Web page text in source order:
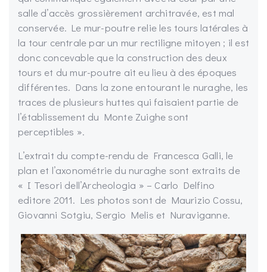
salle d’accès grossièrement architravée, est mal
conservée. Le mur-poutre relie les tours latérales à
la tour centrale par un mur rectiligne mitoyen ; il est
donc concevable que la construction des deux
tours et du mur-poutre ait eu lieu à des époques
différentes. Dans la zone entourant le nuraghe, les
traces de plusieurs huttes qui faisaient partie de
l’établissement du Monte Zuighe sont
perceptibles ».
L’extrait du compte-rendu de Francesca Galli, le
plan et l’axonométrie du nuraghe sont extraits de
« I Tesori dell’Archeologia » – Carlo Delfino
editore 2011. Les photos sont de Maurizio Cossu,
Giovanni Sotgiu, Sergio Melis et Nuraviganne.